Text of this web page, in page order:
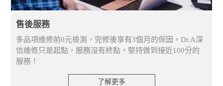
售後服務
多品項維修前0元檢測，完修後享有3個月的保固，Dr.A深
信維修只是起點，服務沒有終點，堅持做到接近100分的
服務！
了解更多